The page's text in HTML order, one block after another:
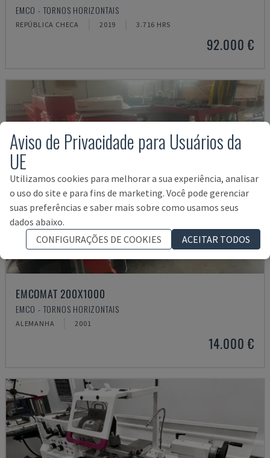
EMCO - TORNOS HORIZONTAIS
REPÚBLICA CHECA 2019 3.716 HRS
92.000 €
EMCOMAT 200X1000
EMCO - TORNOS HORIZONTAIS
ALEMANHA 2001
14.000 €
Aviso de Privacidade para Usuários da
UE
Utilizamos cookies para melhorar a sua experiência, analisar
o uso do site e para fins de marketing. Você pode gerenciar
suas preferências e saber mais sobre como usamos seus
dados abaixo.
CONFIGURAÇÕES DE COOKIES
ACEITAR TODOS